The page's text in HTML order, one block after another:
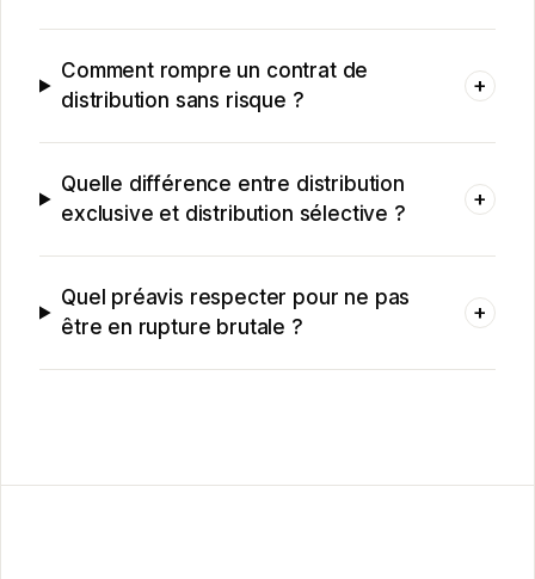
Comment rompre un contrat de
distribution sans risque ?
+
Quelle différence entre distribution
exclusive et distribution sélective ?
+
Quel préavis respecter pour ne pas
être en rupture brutale ?
+